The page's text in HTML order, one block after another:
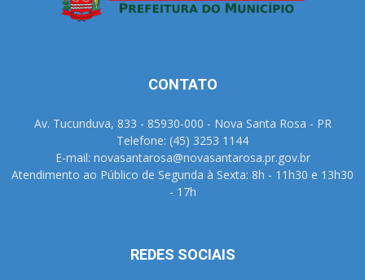
CONTATO
Av. Tucunduva, 833 - 85930-000 - Nova Santa Rosa - PR
Telefone: (45) 3253 1144
E-mail: novasantarosa@novasantarosa.pr.gov.br
Atendimento ao Público de Segunda à Sexta: 8h - 11h30 e 13h30
- 17h
REDES SOCIAIS